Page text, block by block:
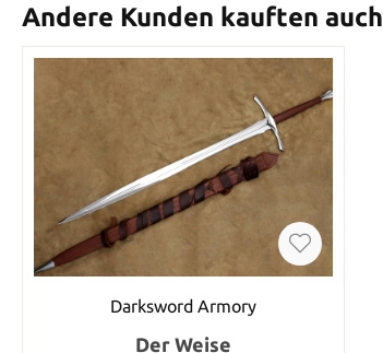
Andere Kunden kauften auch
Darksword Armory
Der Weise